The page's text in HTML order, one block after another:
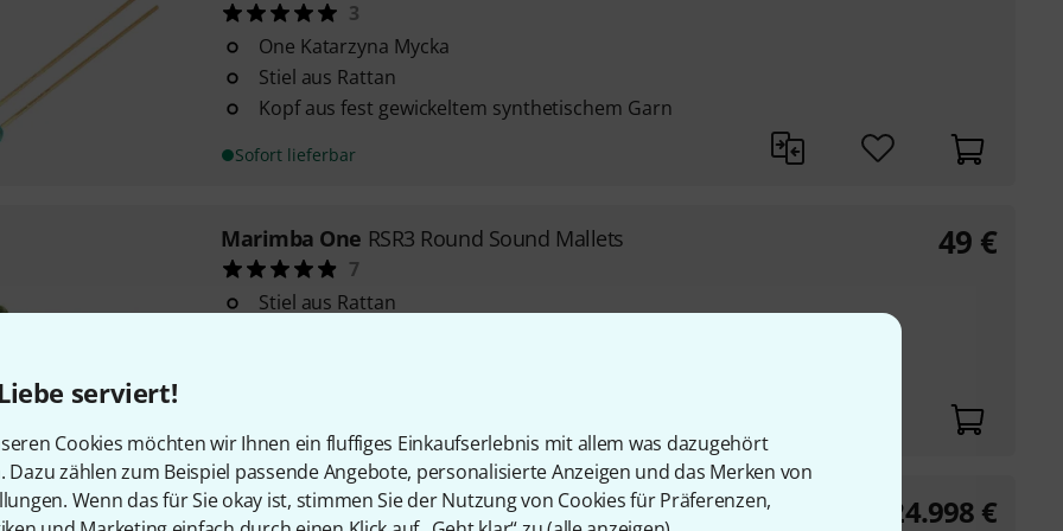
serviert!
Cookies möchten wir Ihnen ein fluffiges Einkaufserlebnis mit allem was dazugehört
Dazu zählen zum Beispiel passende Angebote, personalisierte Anzeigen und das Merken von
Wenn das für Sie okay ist, stimmen Sie der Nutzung von Cookies für Präferenzen,
3
One Katarzyna Mycka
Stiel aus Rattan
Kopf aus fest gewickeltem synthetischem Garn
Sofort lieferbar
Marimba One RSR3 Round Sound Mallets
7
Stiel aus Rattan
49 €
Marimba OneMarimba Izzy #9505 A=443 Hz(5) 24.998 €